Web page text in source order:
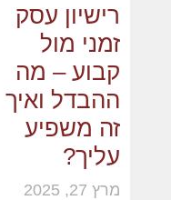
רישיון עסק
זמני מול
קבוע – מה
ההבדל ואיך
זה משפיע
עליך?
מרץ 27, 2025